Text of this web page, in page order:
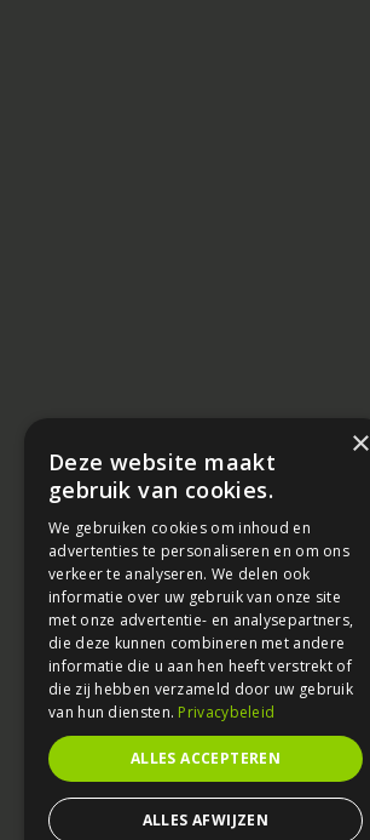
×
Deze website maakt
gebruik van cookies.
We gebruiken cookies om inhoud en
advertenties te personaliseren en om ons
verkeer te analyseren. We delen ook
informatie over uw gebruik van onze site
met onze advertentie- en analysepartners,
die deze kunnen combineren met andere
informatie die u aan hen heeft verstrekt of
die zij hebben verzameld door uw gebruik
van hun diensten. Privacybeleid
ALLES ACCEPTEREN
ALLES AFWIJZEN